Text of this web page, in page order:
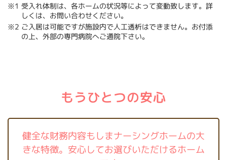
※1 受入れ体制は、各ホームの状況等によって変動致します。詳
しくは、お問い合わせください。
※2 ご入居は可能ですが施設内で人工透析はできません。お付添
の上、外部の専門病院へご通院下さい。
もうひとつの安心
健全な財務内容もしまナーシングホームの大
きな特徴。 安心してお選びいただけるホーム